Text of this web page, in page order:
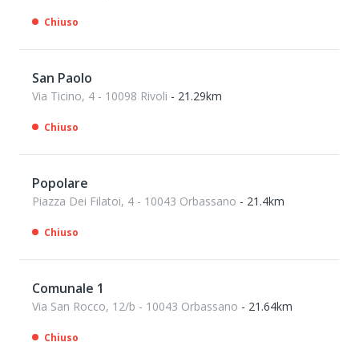
Chiuso
San Paolo
Via Ticino, 4 - 10098 Rivoli - 21.29km
Chiuso
Popolare
Piazza Dei Filatoi, 4 - 10043 Orbassano - 21.4km
Chiuso
Comunale 1
Via San Rocco, 12/b - 10043 Orbassano - 21.64km
Chiuso